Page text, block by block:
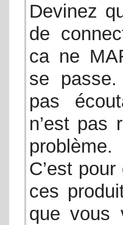
Devinez
de
ca ne
se passe.
pas
n’est pas
problème.
C’est
ces
que vous